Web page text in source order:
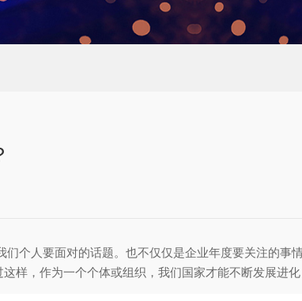
个人要面对的话题。也不仅仅是企业年度要关注的事
样，作为一个个体或组织，我们国家才能不断发展进